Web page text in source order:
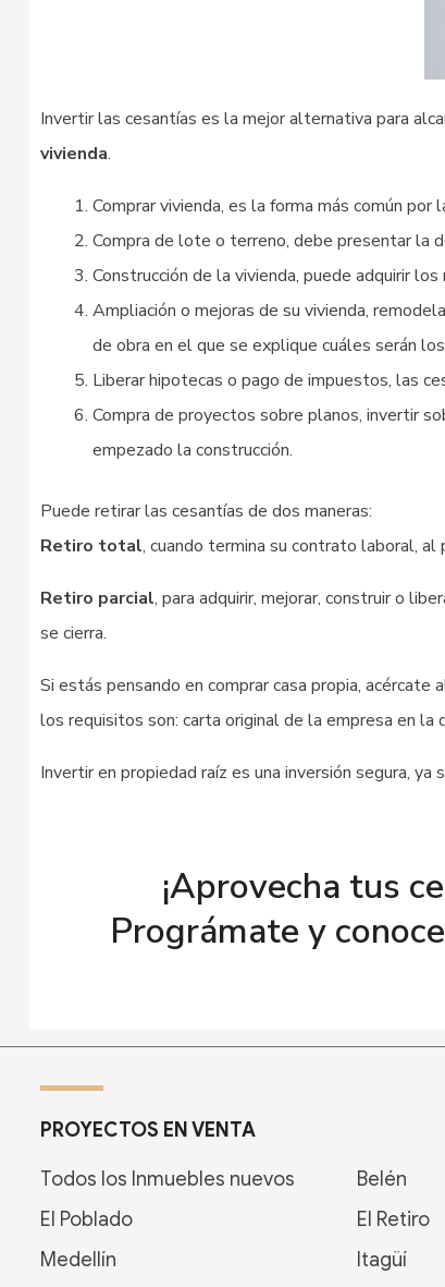
Invertir las cesantías es la mejor alternativa para
vivienda.
Comprar vivienda, es la forma más común
Compra de lote o terreno, debe presentar la
Construcción de la vivienda, puede adquirir
Ampliación o mejoras de su vivienda,
de obra en el que se explique cuáles serán
Liberar hipotecas o pago de impuestos, las
Compra de proyectos sobre planos, invertir
empezado la construcción.
Puede retirar las cesantías de dos maneras:
Retiro total, cuando termina su contrato laboral,
Retiro parcial, para adquirir, mejorar, construir o
se cierra.
Si estás pensando en comprar casa propia,
los requisitos son: carta original de la empresa en
Invertir en propiedad raíz es una inversión segura,
¡Aprovecha tus
Prográmate y
PROYECTOS EN VENTA
Todos los Inmuebles nuevos
El Poblado
Medellín
Belén
El Retiro
Itagüí